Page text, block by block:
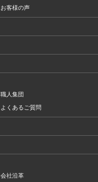
お客様の声
職人集団
よくあるご質問
会社沿革